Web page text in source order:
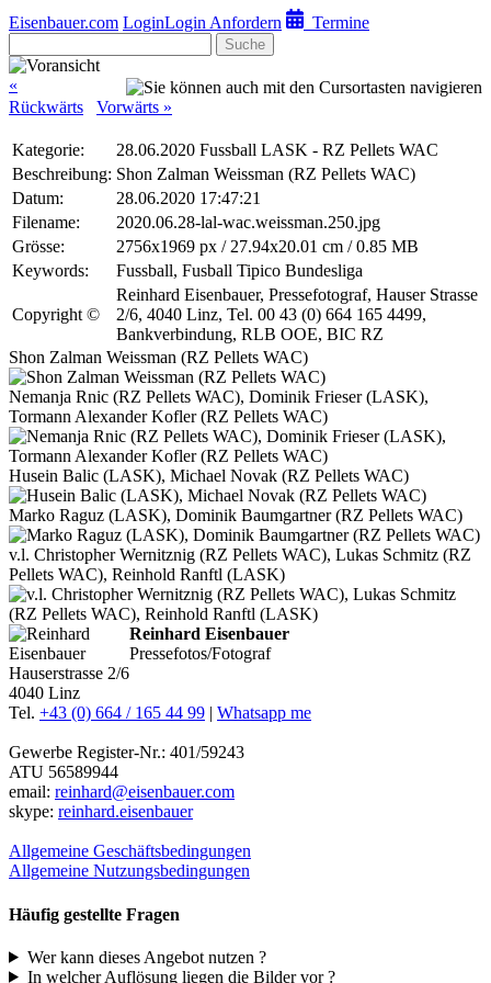
Eisenbauer.com LoginLogin Anfordern Termine
Suche
«
Rückwärts
Vorwärts »
Kategorie:
28.06.2020 Fussball LASK - RZ Pellets WAC
Beschreibung: Shon Zalman Weissman (RZ Pellets WAC)
Datum:
28.06.2020 17:47:21
Filename:
2020.06.28-lal-wac.weissman.250.jpg
Grösse:
2756x1969 px / 27.94x20.01 cm / 0.85 MB
Keywords:
Fussball, Fusball Tipico Bundesliga
Copyright ©
Reinhard Eisenbauer, Pressefotograf, Hauser Strasse
2/6, 4040 Linz, Tel. 00 43 (0) 664 165 4499,
Bankverbindung, RLB OOE, BIC RZ
Shon Zalman Weissman (RZ Pellets WAC)
Nemanja Rnic (RZ Pellets WAC), Dominik Frieser (LASK),
Tormann Alexander Kofler (RZ Pellets WAC)
Husein Balic (LASK), Michael Novak (RZ Pellets WAC)
Marko Raguz (LASK), Dominik Baumgartner (RZ Pellets WAC)
v.l. Christopher Wernitznig (RZ Pellets WAC), Lukas Schmitz (RZ
Pellets WAC), Reinhold Ranftl (LASK)
Reinhard Eisenbauer
Pressefotos/Fotograf
Hauserstrasse 2/6
4040 Linz
Tel. +43 (0) 664 / 165 44 99 | Whatsapp me
Gewerbe Register-Nr.: 401/59243
ATU 56589944
email: reinhard@eisenbauer.com
skype: reinhard.eisenbauer
Allgemeine Geschäftsbedingungen
Allgemeine Nutzungsbedingungen
Häufig gestellte Fragen
Wer kann dieses Angebot nutzen ?
In welcher Auflösung liegen die Bilder vor ?